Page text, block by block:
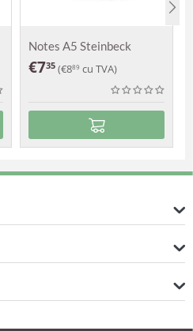
Notes A5 Steinbeck
€735 (€889 cu TVA)